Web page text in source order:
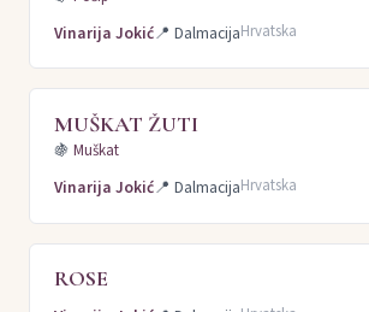
Vinarija Jokić📍 DalmacijaHrvatska
MUŠKAT ŽUTI
🍇 Muškat
Vinarija Jokić📍 DalmacijaHrvatska
ROSE